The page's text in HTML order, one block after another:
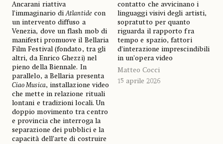
Ancarani riattiva
l’immaginario diAtlantidecon
un intervento diffuso a
Venezia, dove un flash mob di
manifesti promuove il Bellaria
Film Festival (fondato, tra gli
altri, da Enrico Ghezzi) nel
pieno della Biennale. In
parallelo, a Bellaria presenta
Ciao Musica, installazione video
che mette in relazione rituali
lontani e tradizioni locali. Un
doppio movimento tra centro
e provincia che interroga la
separazione dei pubblici e la
capacità dell’arte di costruire
contatto che avvicinano i
linguaggi visivi degli artisti,
sopratutto per quanto
riguarda il rapporto fra
tempo e spazio, fattori
d’interazione imprescindibili
in un’opera video
Matteo Cocci
15 aprile 2026